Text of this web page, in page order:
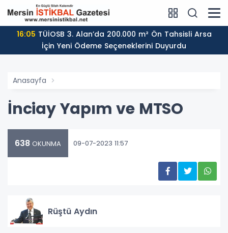
16:05
İçin Yeni Ödeme Seçeneklerini Duyurdu
Anasayfa
İnciay Yapım ve MTSO
638 OKUNMA 09-07-2023 11:57
Rüştü Aydın